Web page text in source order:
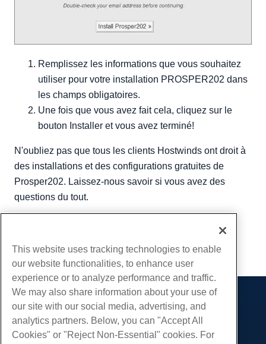
Remplissez les informations que vous souhaitez
utiliser pour votre installation PROSPER202 dans
les champs obligatoires.
Une fois que vous avez fait cela, cliquez sur le
bouton Installer et vous avez terminé!
N'oubliez pas que tous les clients Hostwinds ont droit à
des installations et des configurations gratuites de
Prosper202. Laissez-nous savoir si vous avez des
questions du tout.
Copie URL
Des produits
Hébergement Web
Hébergement professionnel
Prestations de service
This website uses tracking technologies to enable
our website functionalities, to enhance user
experience or to analyze performance and traffic.
We may also share information about your use of
our site with our social media, advertising, and
analytics partners. Below, you can "Accept All
Cookies" or "Reject Non-Essential" cookies. For